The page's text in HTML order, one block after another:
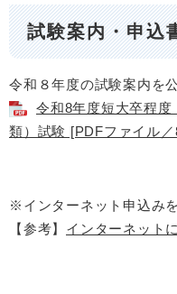
試験案内・申込
令和８年度の試験案内を
令和8年度短大卒程
類）試験 [PDFファイル
※インターネット申込み
【参考】 インターネット